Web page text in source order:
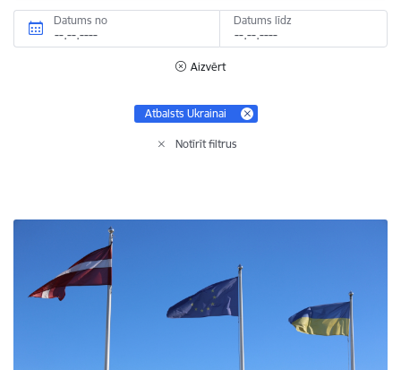
Datums no Datums līdz
Aizvērt
Atbalsts Ukrainai
Notīrīt filtrus